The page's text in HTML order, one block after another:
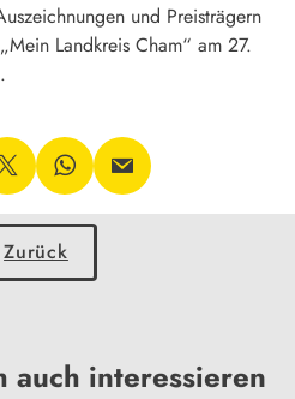
und Preisträgern
Landkreis Cham“ am 27.
Zurück
auch interessieren